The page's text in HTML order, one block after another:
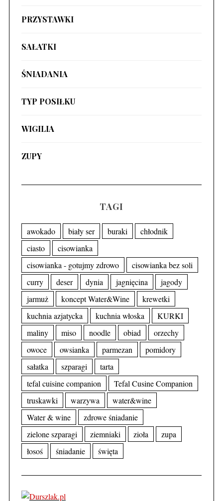
PRZYSTAWKI
SAŁATKI
ŚNIADANIA
TYP POSIŁKU
WIGILIA
ZUPY
TAGI
awokado biały ser buraki
chłodnik
ciasto
cisowianka
cisowianka - gotujmy zdrowo
cisowianka bez soli
curry
deser dynia jagnięcina
jagody
jarmuż
koncept Water&Wine
krewetki
kuchnia azjatycka
kuchnia włoska
KURKI
maliny
miso noodle obiad
orzechy
owoce
owsianka parmezan
pomidory
sałatka
szparagi
tarta
tefal cuisine companion
Tefal Cusine Companion
truskawki
warzywa
water&wine
Water & wine
zdrowe śniadanie
zielone szparagi
ziemniaki zioła
zupa
łosoś
śniadanie święta